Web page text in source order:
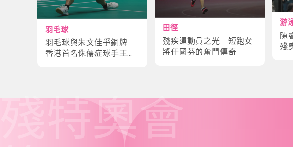
羽毛球
羽毛球與朱文佳爭銅牌
香港首名侏儒症球手王鎮
田徑
殘疾運動員之光 短跑女
將任國芬的奮鬥傳奇
游
陳
殘
殘特奧會